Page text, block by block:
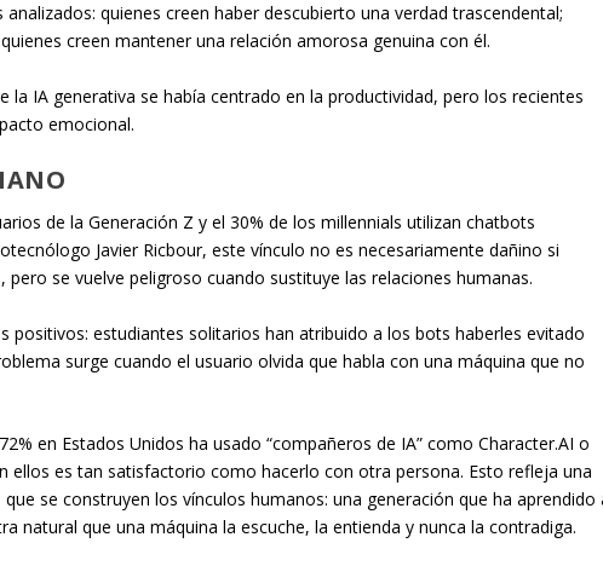
quienes creen haber descubierto una verdad trascendental;
creen mantener una relación amorosa genuina con él.
la IA generativa se había centrado en la productividad, pero los recientes
emocional.
de la Generación Z y el 30% de los millennials utilizan chatbots
Javier Ricbour, este vínculo no es necesariamente dañino si
se vuelve peligroso cuando sustituye las relaciones humanas.
positivos: estudiantes solitarios han atribuido a los bots haberles evitado
surge cuando el usuario olvida que habla con una máquina que no
en Estados Unidos ha usado “compañeros de IA” como Character.AI o
ellos es tan satisfactorio como hacerlo con otra persona. Esto refleja una
se construyen los vínculos humanos: una generación que ha aprendido
natural que una máquina la escuche, la entienda y nunca la contradiga.